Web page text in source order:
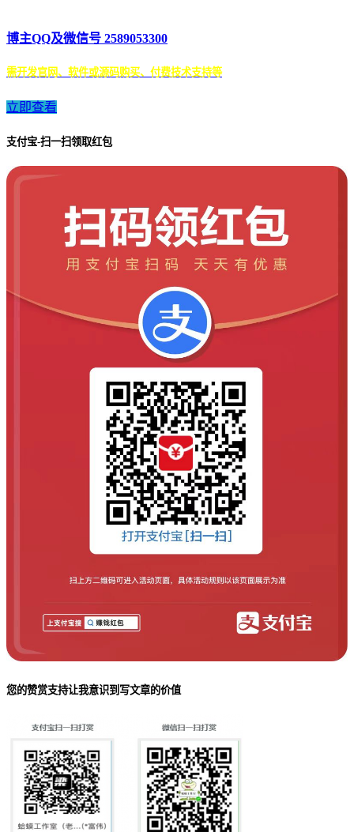
博主QQ及微信号 2589053300
需开发官网、软件或源码购买、付费技术支持等
立即查看
支付宝-扫一扫领取红包
您的赞赏支持让我意识到写文章的价值